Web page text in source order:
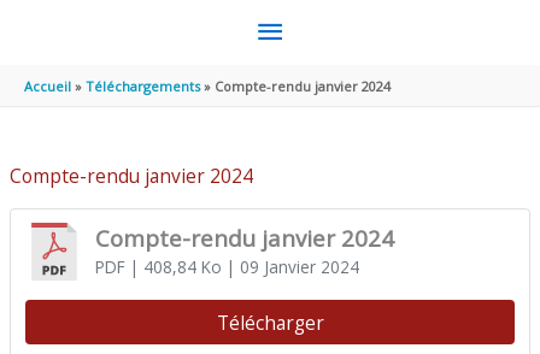
MENU
PRINCIPAL
Accueil Téléchargements Compte-rendu janvier 2024
Compte-rendu janvier 2024
Compte-rendu janvier 2024
PDF| 408,84 Ko | 09 Janvier 2024
Télécharger